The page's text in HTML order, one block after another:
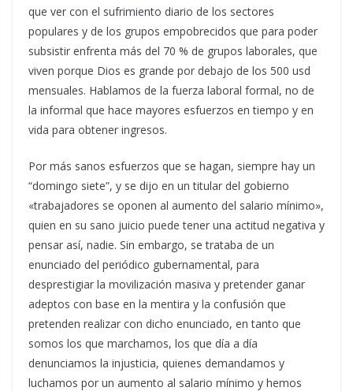
que ver con el sufrimiento diario de los sectores
populares y de los grupos empobrecidos que para poder
subsistir enfrenta más del 70 % de grupos laborales, que
viven porque Dios es grande por debajo de los 500 usd
mensuales. Hablamos de la fuerza laboral formal, no de
la informal que hace mayores esfuerzos en tiempo y en
vida para obtener ingresos.
Por más sanos esfuerzos que se hagan, siempre hay un
“domingo siete”, y se dijo en un titular del gobierno
«trabajadores se oponen al aumento del salario mínimo»,
quien en su sano juicio puede tener una actitud negativa y
pensar así, nadie. Sin embargo, se trataba de un
enunciado del periódico gubernamental, para
desprestigiar la movilización masiva y pretender ganar
adeptos con base en la mentira y la confusión que
pretenden realizar con dicho enunciado, en tanto que
somos los que marchamos, los que día a día
denunciamos la injusticia, quienes demandamos y
luchamos por un aumento al salario mínimo y hemos